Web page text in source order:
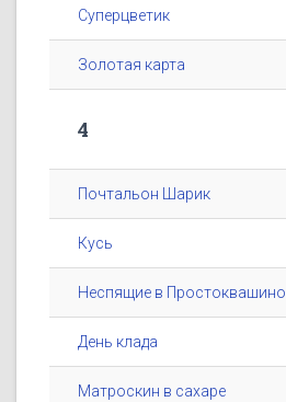
Суперцветик
Золотая карта
4
Почтальон Шарик
Кусь
Неспящие в Простоквашино
День клада
Матроскин в сахаре